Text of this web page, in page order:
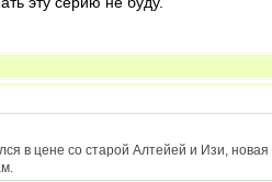
в цене со старой Алтейей и Изи,